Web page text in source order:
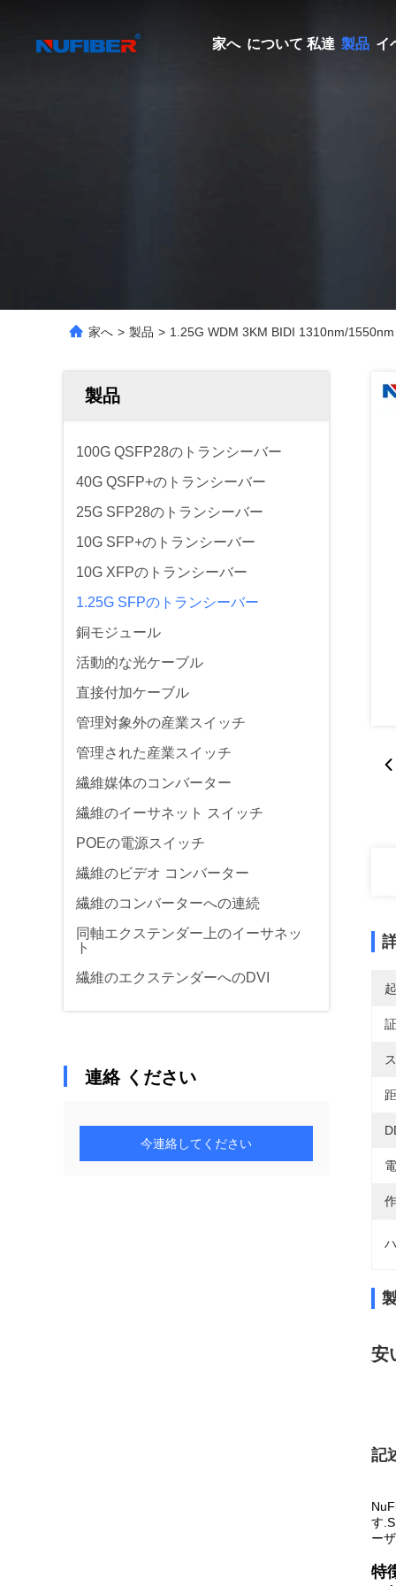
家へ について 私達 製品 イ
家へ > 製品 > 1.25G WDM 3KM BIDI 1310nm/
製品
100G QSFP28のトランシーバー
40G QSFP+のトランシーバー
25G SFP28のトランシーバー
10G SFP+のトランシーバー
10G XFPのトランシーバー
1.25G SFPのトランシーバー
銅モジュール
活動的な光ケーブル
直接付加ケーブル
管理対象外の産業スイッチ
管理された産業スイッチ
繊維媒体のコンバーター
繊維のイーサネット スイッチ
POEの電源スイッチ
繊維のビデオ コンバーター
繊維のコンバーターへの連続
同軸エクステンダー上のイーサネッ
ト
繊維のエクステンダーへのDVI
連絡 ください
今連絡してください
安
記
す
ー
特